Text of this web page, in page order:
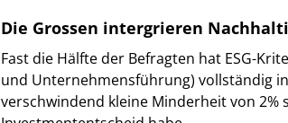
Die Grossen intergrieren
Fast die Hälfte der Befragten hat ESG-
und Unternehmensführung) vollständig
verschwindend kleine Minderheit von 2%